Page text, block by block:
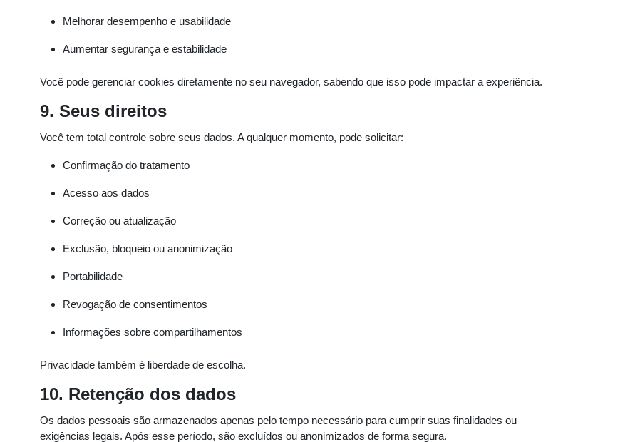
Melhorar desempenho e usabilidade
Aumentar segurança e estabilidade
Você pode gerenciar cookies diretamente no seu navegador, sabendo que isso pode impactar a experiência.
9. Seus direitos
Você tem total controle sobre seus dados. A qualquer momento, pode solicitar:
Confirmação do tratamento
Acesso aos dados
Correção ou atualização
Exclusão, bloqueio ou anonimização
Portabilidade
Revogação de consentimentos
Informações sobre compartilhamentos
Privacidade também é liberdade de escolha.
10. Retenção dos dados
Os dados pessoais são armazenados apenas pelo tempo necessário para cumprir suas finalidades ou
exigências legais. Após esse período, são excluídos ou anonimizados de forma segura.